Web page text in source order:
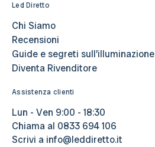
Led Diretto
Chi Siamo
Recensioni
Guide e segreti sull’illuminazione
Diventa Rivenditore
Assistenza clienti
Lun - Ven 9:00 - 18:30
Chiama al 0833 694 106
Scrivi a info@leddiretto.it